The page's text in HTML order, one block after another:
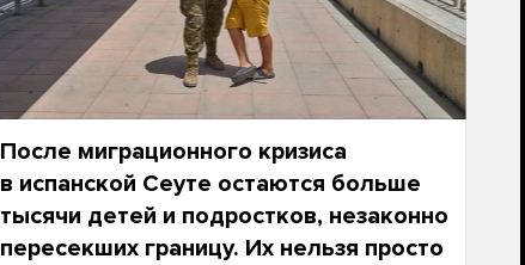
После миграционного кризиса
в испанской Сеуте остаются больше
тысячи детей и подростков, незаконно
пересекших границу. Их нельзя просто